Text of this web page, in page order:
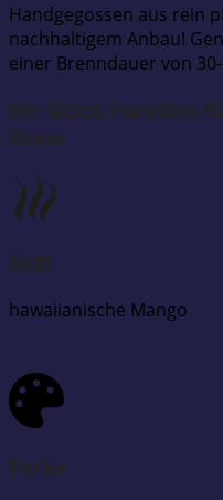
Handgegossen aus rein
nachhaltigem Anbau!
einer Brenndauer von
Ein Stück Paradies
Sinne
Duft
hawaiianische Mango
Farbe